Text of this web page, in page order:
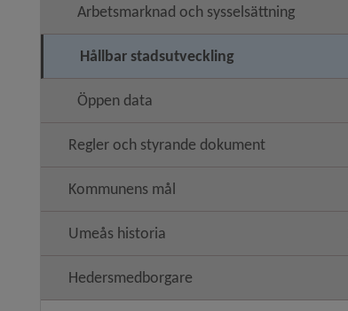
Arbetsmarknad och sysselsättning
Hållbar stadsutveckling
Öppen data
Regler och styrande dokument
Kommunens mål
Umeås historia
Hedersmedborgare